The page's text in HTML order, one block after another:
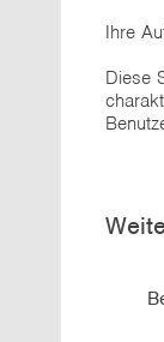
Ihre
Diese